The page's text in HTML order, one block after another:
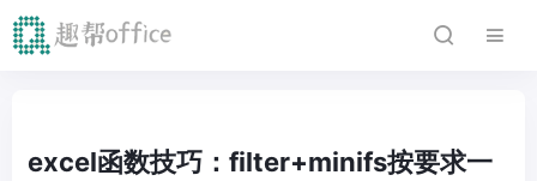
excel函数技巧：filter+minifs按要求一